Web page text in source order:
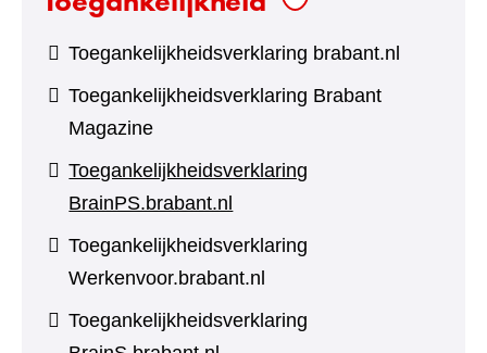
Toegankelijkheidsverklaring brabant.nl
Toegankelijkheidsverklaring Brabant
Magazine
Toegankelijkheidsverklaring
BrainPS.brabant.nl
Toegankelijkheidsverklaring
Werkenvoor.brabant.nl
Toegankelijkheidsverklaring